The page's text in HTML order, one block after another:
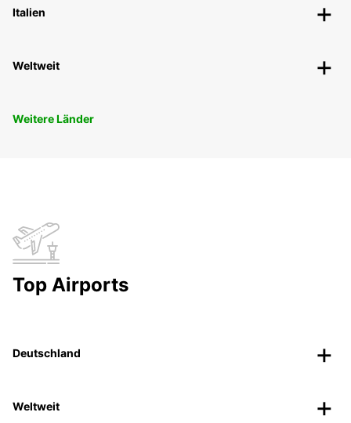
Italien
Weltweit
Weitere Länder
Top Airports
Deutschland
Weltweit